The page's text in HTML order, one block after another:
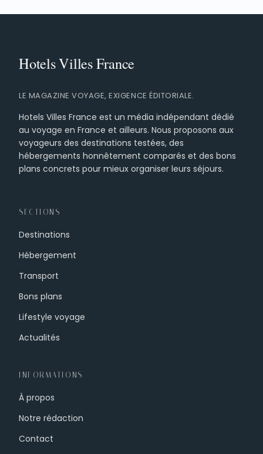
LE MAGAZINE VOYAGE, EXIGENCE ÉDITORIALE.
Hotels Villes France est un média indépendant dédié
au voyage en France et ailleurs. Nous proposons aux
voyageurs des destinations testées, des
hébergements honnêtement comparés et des bons
plans concrets pour mieux organiser leurs séjours.
SECTIONS
Destinations
Hébergement
Transport
Bons plans
Lifestyle voyage
Actualités
INFORMATIONS
À propos
Notre rédaction
Contact